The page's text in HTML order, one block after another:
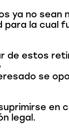
ya no sean
para la cual
de estos
se
en
legal.